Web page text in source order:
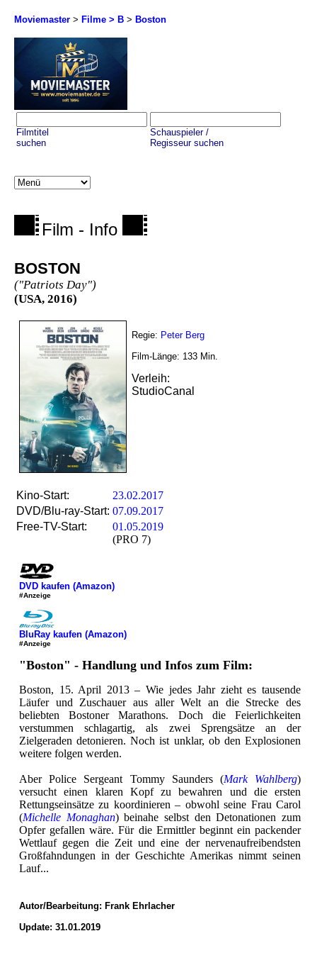
Moviemaster > Filme > B > Boston
Filmtitel
suchen
Schauspieler /
Regisseur suchen
Film - Info
BOSTON
("Patriots Day")
(USA, 2016)
Regie: Peter Berg
Film-Länge: 133 Min.
Verleih:
StudioCanal
Kino-Start:
23.02.2017
DVD/Blu-ray-Start: 07.09.2017
Free-TV-Start:
01.05.2019
(PRO 7)
DVD kaufen (Amazon)
#Anzeige
BluRay kaufen (Amazon)
#Anzeige
"Boston" - Handlung und Infos zum Film:
Boston, 15. April 2013 – Wie jedes Jahr zieht es tausende
Läufer und Zuschauer aus aller Welt an die Strecke des
beliebten Bostoner Marathons. Doch die Feierlichkeiten
verstummen schlagartig, als zwei Sprengsätze an der
Zielgeraden detonieren. Noch ist unklar, ob den Explosionen
weitere folgen werden.
Aber Police Sergeant Tommy Saunders (Mark Wahlberg)
versucht einen klaren Kopf zu bewahren und die ersten
Rettungseinsätze zu koordinieren – obwohl seine Frau Carol
(Michelle Monaghan) beinahe selbst den Detonationen zum
Opfer gefallen wäre. Für die Ermittler beginnt ein packender
Wettlauf gegen die Zeit und eine der nervenaufreibendsten
Großfahndungen in der Geschichte Amerikas nimmt seinen
Lauf...
Autor/Bearbeitung: Frank Ehrlacher
Update: 31.01.2019